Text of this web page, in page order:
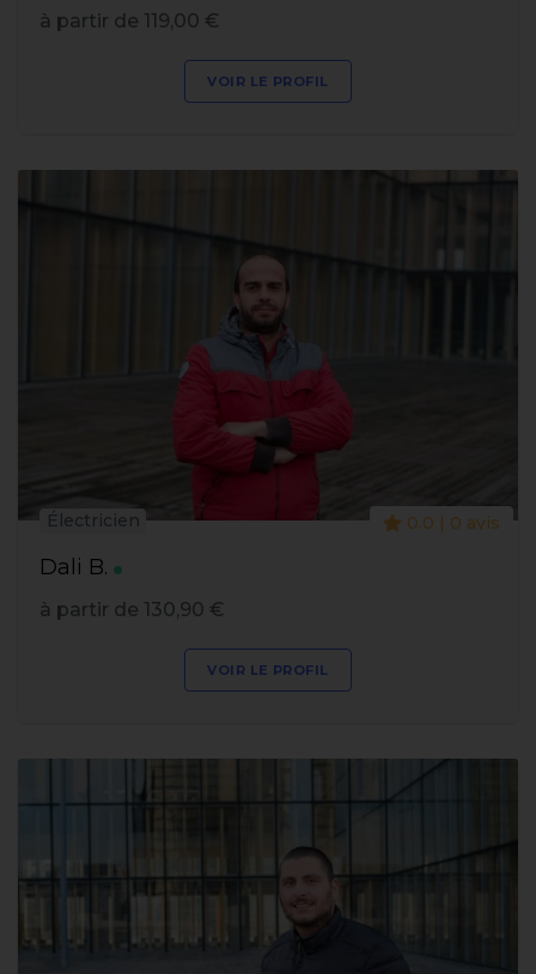
à partir de 119,00 €
VOIR LE PROFIL
Dali B.
Électricien 0.0 | 0 avis
à partir de 130,90 €
VOIR LE PROFIL